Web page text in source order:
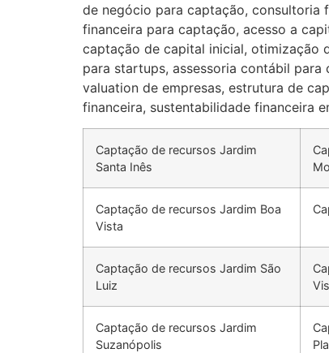
de negócio para captação, consultoria
financeira para captação, acesso a
captação de capital inicial, otimização
para startups, assessoria contábil
valuation de empresas, estrutura de
financeira, sustentabilidade financeira
Captação de recursos Jardim
Santa Inês
Captação de recursos Jardim Boa
Vista
Captação de recursos Jardim São
Luiz
Captação de recursos Jardim
Suzanópolis